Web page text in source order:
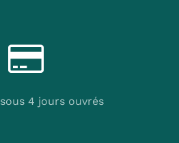
4 jours ouvrés